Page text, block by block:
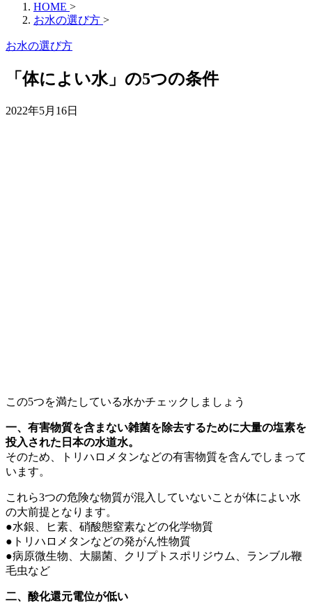
HOME >
お水の選び方 >
お水の選び方
「体によい水」の5つの条件
2022年5月16日
この5つを満たしている水かチェックしましょう
一、有害物質を含まない雑菌を除去するために大量の塩素を
投入された日本の水道水。
そのため、トリハロメタンなどの有害物質を含んでしまって
います。
これら3つの危険な物質が混入していないことが体によい水
の大前提となります。
●水銀、ヒ素、硝酸態窒素などの化学物質
●トリハロメタンなどの発がん性物質
●病原微生物、大腸菌、クリプトスポリジウム、ランブル鞭
毛虫など
二、酸化還元電位が低い